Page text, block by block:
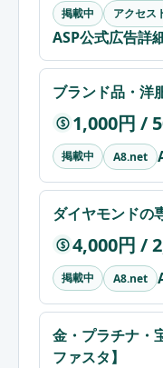
掲載中 アクセス
ASP公式広告詳
ブランド品・洋
$ 1,000円 /
掲載中 A8.net
ダイヤモンドの
$ 4,000円 /
掲載中 A8.net
金・プラチナ・
ファスタ】